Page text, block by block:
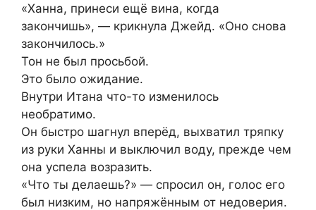
«Ханна, принеси ещё вина, когда
закончишь», — крикнула Джейд. «Оно снова
закончилось.»
Тон не был просьбой.
Это было ожидание.
Внутри Итана что-то изменилось
необратимо.
Он быстро шагнул вперёд, выхватил тряпку
из руки Ханны и выключил воду, прежде чем
она успела возразить.
«Что ты делаешь?» — спросил он, голос его
был низким, но напряжённым от недоверия.